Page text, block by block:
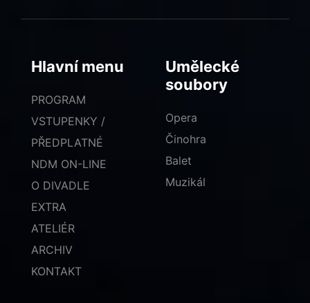
Hlavní menu
PROGRAM
VSTUPENKY /
PŘEDPLATNÉ
NDM ON-LINE
O DIVADLE
EXTRA
ATELIÉR
ARCHIV
KONTAKT
Umělecké
soubory
Opera
Činohra
Balet
Muzikál